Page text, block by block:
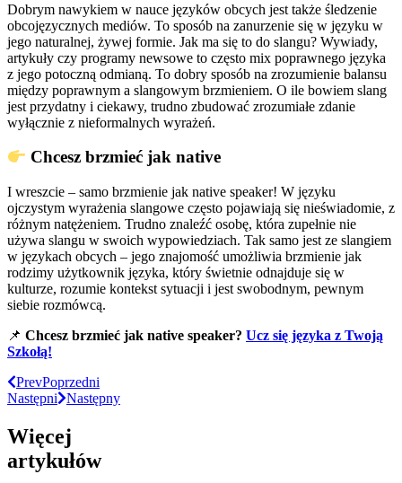
Dobrym nawykiem w nauce języków obcych jest także śledzenie
obcojęzycznych mediów. To sposób na zanurzenie się w języku w
jego naturalnej, żywej formie. Jak ma się to do slangu? Wywiady,
artykuły czy programy newsowe to często mix poprawnego języka
z jego potoczną odmianą. To dobry sposób na zrozumienie balansu
między poprawnym a slangowym brzmieniem. O ile bowiem slang
jest przydatny i ciekawy, trudno zbudować zrozumiałe zdanie
wyłącznie z nieformalnych wyrażeń.
Chcesz brzmieć jak native
I wreszcie – samo brzmienie jak native speaker! W języku
ojczystym wyrażenia slangowe często pojawiają się nieświadomie, z
różnym natężeniem. Trudno znaleźć osobę, która zupełnie nie
używa slangu w swoich wypowiedziach. Tak samo jest ze slangiem
w językach obcych – jego znajomość umożliwia brzmienie jak
rodzimy użytkownik języka, który świetnie odnajduje się w
kulturze, rozumie kontekst sytuacji i jest swobodnym, pewnym
siebie rozmówcą.
📌 Chcesz brzmieć jak native speaker? Ucz się języka z Twoją
Szkołą!
PrevPoprzedni
Następni
Następny
Więcej
artykułów